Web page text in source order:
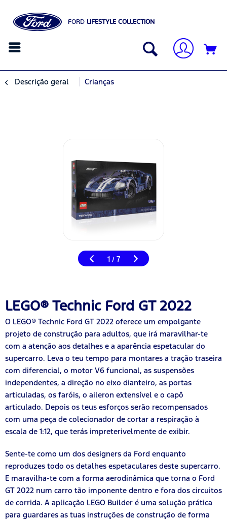
FORD LIFESTYLE COLLECTION
Descrição geral Crianças
1 / 7
LEGO® Technic Ford GT 2022
O LEGO® Technic Ford GT 2022 oferece um empolgante
projeto de construção para adultos, que irá maravilhar-te
com a atenção aos detalhes e a aparência espetacular do
supercarro. Leva o teu tempo para montares a tração traseira
com diferencial, o motor V6 funcional, as suspensões
independentes, a direção no eixo dianteiro, as portas
articuladas, os faróis, o aileron extensível e o capô
articulado. Depois os teus esforços serão recompensados
com uma peça de colecionador de cortar a respiração à
escala de 1:12, que terás impreterivelmente de exibir.
Sente-te como um dos designers da Ford enquanto
reproduzes todo os detalhes espetaculares deste supercarro.
E maravilha-te com a forma aerodinâmica que torna o Ford
GT 2022 num carro tão imponente dentro e fora dos circuitos
de corrida. A aplicação LEGO Builder é uma solução prática
para guardares as tuas instruções de construção de forma